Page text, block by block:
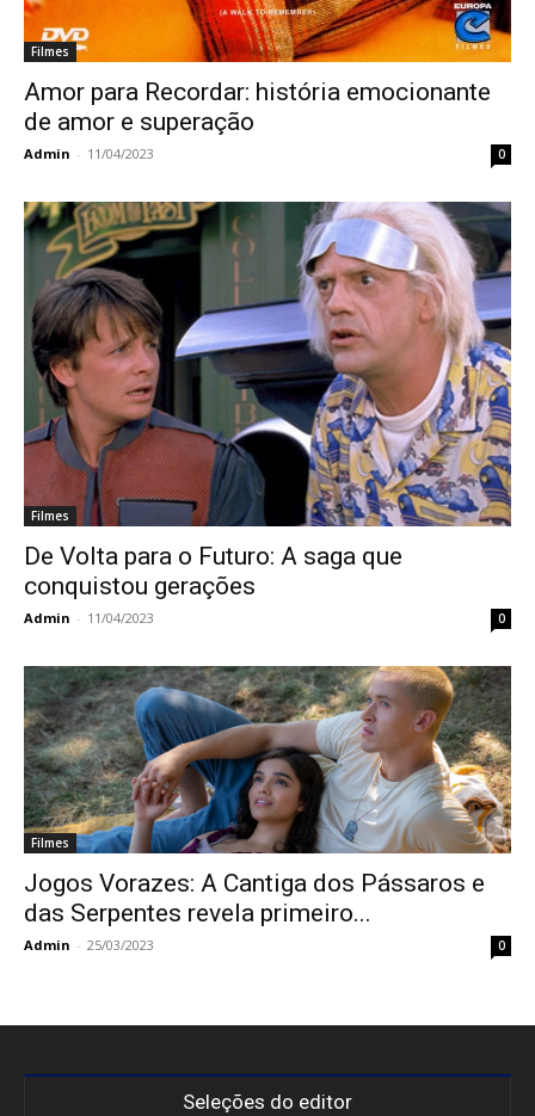
Filmes
Amor para Recordar: história emocionante
de amor e superação
Admin - 11/04/2023 0
Filmes
De Volta para o Futuro: A saga que
conquistou gerações
Admin - 11/04/2023 0
Filmes
Jogos Vorazes: A Cantiga dos Pássaros e
das Serpentes revela primeiro...
Admin - 25/03/2023 0
Seleções do editor